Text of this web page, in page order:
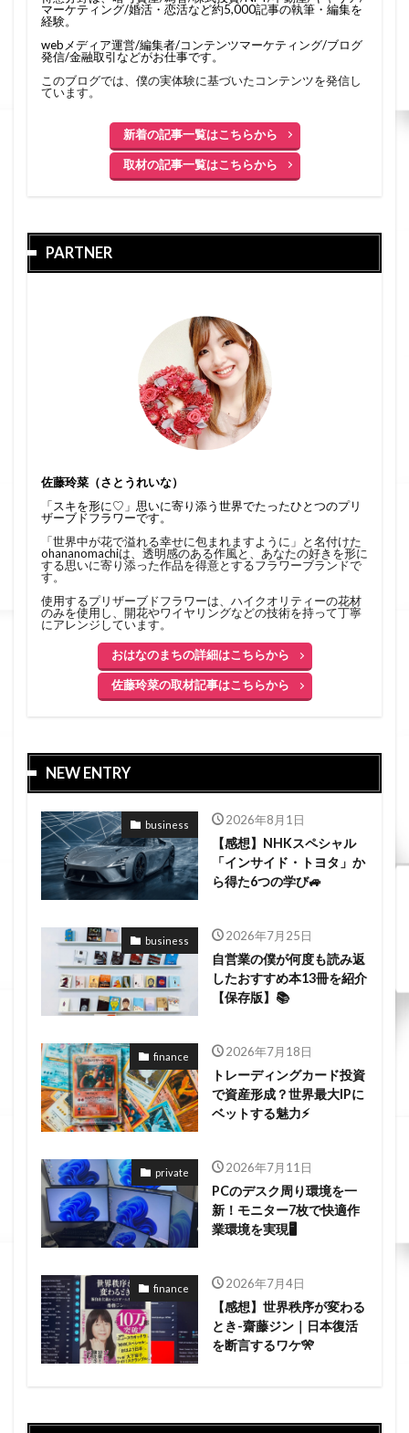
マーケティング/婚活・恋活など約5,000記事の執筆・編集を
経験。
webメディア運営/編集者/コンテンツマーケティング/ブログ
発信/金融取引などがお仕事です。
このブログでは、僕の実体験に基づいたコンテンツを発信し
ています。
新着の記事一覧はこちらから
取材の記事一覧はこちらから
PARTNER
佐藤玲菜（さとうれいな）
「スキを形に♡」思いに寄り添う世界でたったひとつのプリ
ザーブドフラワーです。
「世界中が花で溢れる幸せに包まれますように」と名付けた
ohananomachiは、透明感のある作風と、あなたの好きを形に
する思いに寄り添った作品を得意とするフラワーブランドで
す。
使用するプリザーブドフラワーは、ハイクオリティーの花材
のみを使用し、開花やワイヤリングなどの技術を持って丁寧
にアレンジしています。
おはなのまちの詳細はこちらから
佐藤玲菜の取材記事はこちらから
NEW ENTRY
business 2026年8月1日
【感想】NHKスペシャル
「インサイド・トヨタ」か
ら得た6つの学び🚙
business 2026年7月25日
自営業の僕が何度も読み返
したおすすめ本13冊を紹介
【保存版】📚
finance 2026年7月18日
トレーディングカード投資
で資産形成？世界最大IPに
ベットする魅力⚡
private 2026年7月11日
PCのデスク周り環境を一
新！モニター7枚で快適作
業環境を実現🖥️
finance 2026年7月4日
【感想】世界秩序が変わる
とき-齋藤ジン｜日本復活
を断言するワケ🎌